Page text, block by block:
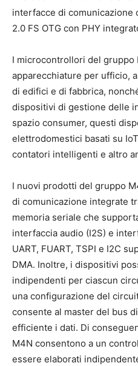
interfacce di comunicazione
2.0 FS OTG con PHY
I microcontrollori del gruppo
apparecchiature per ufficio,
di edifici e di fabbrica,
dispositivi di gestione delle
spazio consumer, questi
elettrodomestici basati su
contatori intelligenti e altro
I nuovi prodotti del gruppo
di comunicazione integrate
memoria seriale che
interfaccia audio (I2S) e
UART, FUART, TSPI e I2C
DMA. Inoltre, i dispositivi
indipendenti per ciascun
una configurazione del
consente al master del bus
efficiente i dati. Di
M4N consentono a un
essere elaborati